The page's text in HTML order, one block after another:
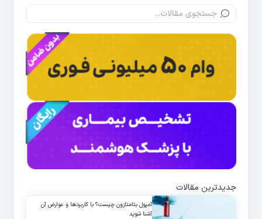
جدیدترین مقالات
آمپول بتامتازون چیست؟ با کاربردها و عوارض آن
آشنا شوید